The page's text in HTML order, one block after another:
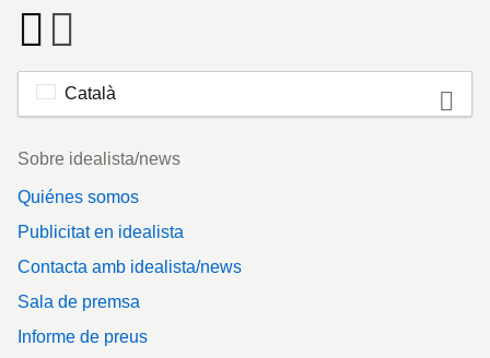
Català
Footer
Sobre idealista/news
Quiénes somos
Publicitat en idealista
Contacta amb idealista/news
Sala de premsa
Informe de preus